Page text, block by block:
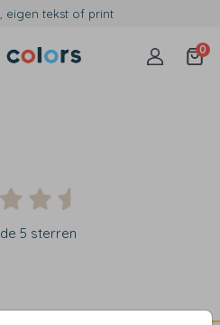
eigen tekst of print
0
5 sterren